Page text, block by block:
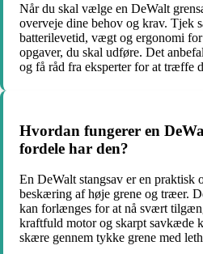
Når du skal vælge en DeWalt
overveje dine behov og krav. Tjek
batterilevetid, vægt og ergonomi
opgaver, du skal udføre. Det
og få råd fra eksperter for at træffe
Hvordan fungerer en
fordele har den?
En DeWalt stangsav er en praktisk
beskæring af høje grene og træer.
kan forlænges for at nå svært
kraftfuld motor og skarpt savkæde
skære gennem tykke grene med